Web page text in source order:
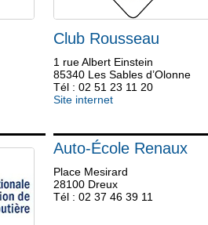
Club Rousseau
1 rue Albert Einstein
85340 Les Sables d’Olonne
Tél : 02 51 23 11 20
Site internet
Auto-École Renaux
Place Mesirard
28100 Dreux
Tél : 02 37 46 39 11